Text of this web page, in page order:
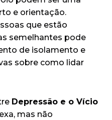
e orientação.
que estão
semelhantes pode
de isolamento e
sobre como lidar
Depressão e o Vício
mas não